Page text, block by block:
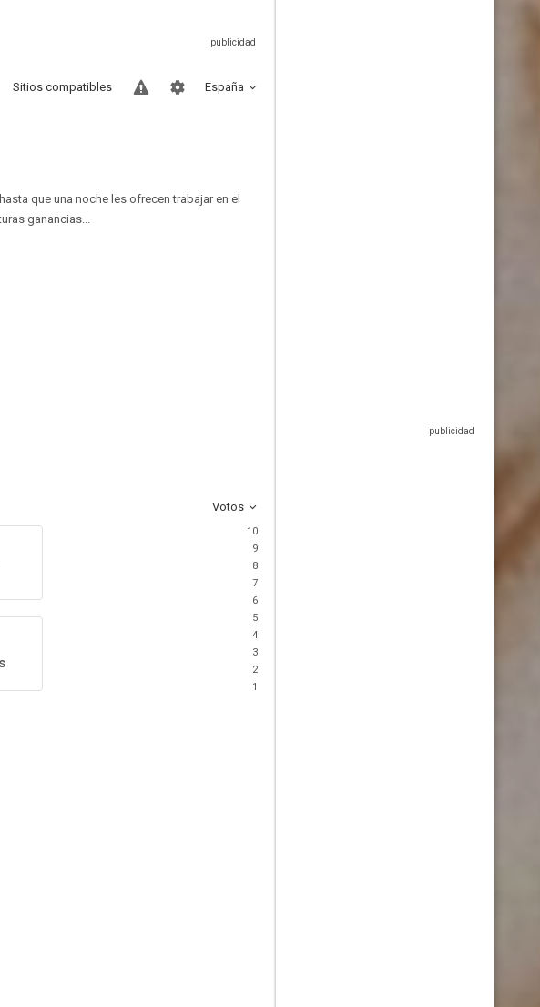
España
Sitios compatibles
que una noche les ofrecen trabajar en el
ganancias...
Votos
10
9
8
7
6
5
4
3
2
1